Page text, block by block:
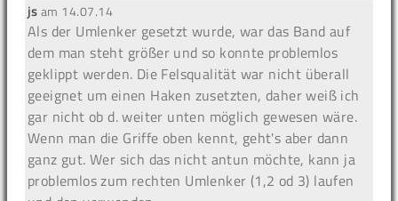
jsam 14.07.14
Als der Umlenker gesetzt wurde, war das Band auf
dem man steht größer und so konnte problemlos
geklippt werden. Die Felsqualität war nicht überall
geeignet um einen Haken zusetzten, daher weiß ich
gar nicht ob d. weiter unten möglich gewesen wäre.
Wenn man die Griffe oben kennt, geht's aber dann
ganz gut. Wer sich das nicht antun möchte, kann ja
problemlos zum rechten Umlenker (1,2 od 3) laufen